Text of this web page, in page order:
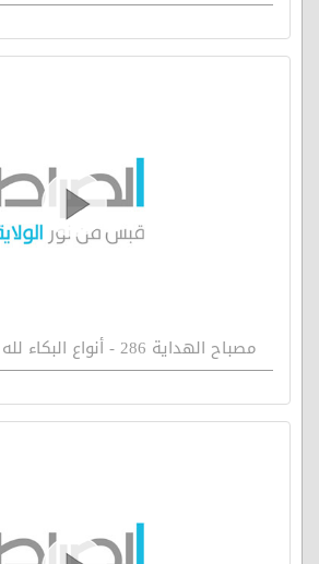
مصباح الهداية 286 - أنواع البكاء لله تعالى ج2